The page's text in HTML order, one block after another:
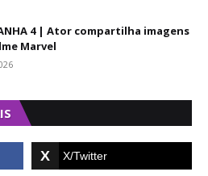
4 | Ator compartilha imagens
Marvel